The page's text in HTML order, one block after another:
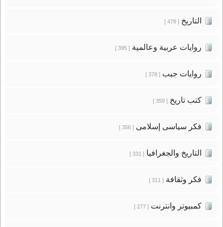
التاريخ[ 478 ]
روايات عربية وعالمية[ 395 ]
روايات جيب[ 378 ]
كتب تاريخ[ 359 ]
فكر سياسى إسلامى[ 356 ]
التاريخ والجغرافيا[ 331 ]
فكر وثقافة[ 311 ]
كمبيوتر وانترنت[ 277 ]